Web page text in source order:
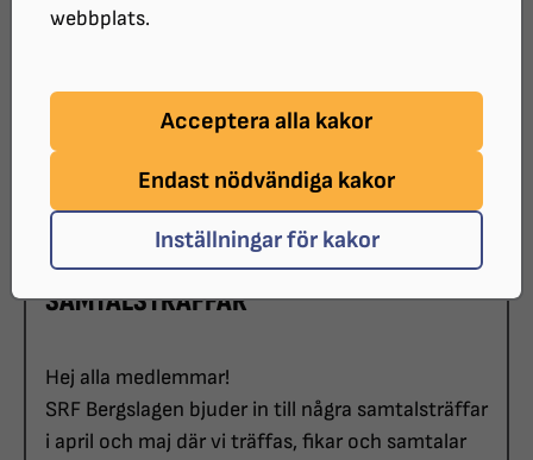
webbplats.
Acceptera alla kakor
Endast nödvändiga kakor
Inställningar för kakor
Björk Kafé o Skafferi Prästgatan 25. 713 31 Nora
ARRANGÖR:
SRF Bergslagen
SAMTALSTRÄFFAR
Hej alla medlemmar!
SRF Bergslagen bjuder in till några samtalsträffar
i april och maj där vi träffas, fikar och samtalar